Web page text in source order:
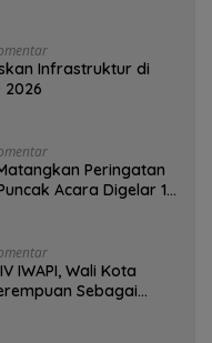
Infrastruktur di
2026
Peringatan
Acara Digelar 13
IWAPI, Wali Kota
Sebagai